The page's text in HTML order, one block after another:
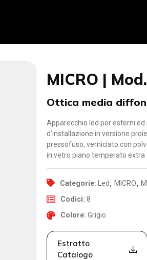
MICRO |
Ottica media
Apparecchio led per esterni
d’installazione in versione
pressofuso, verniciato con
in vetro piano temperato extra
Categorie: Led, MICRO,
Codici: 8
Colore: Grigio
Estratto
Catalogo